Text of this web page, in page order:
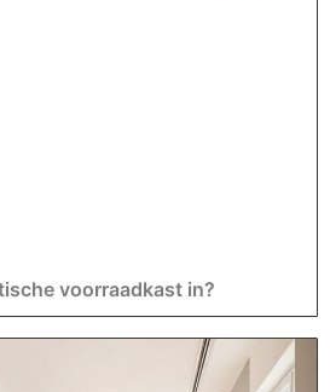
voorraadkast in?